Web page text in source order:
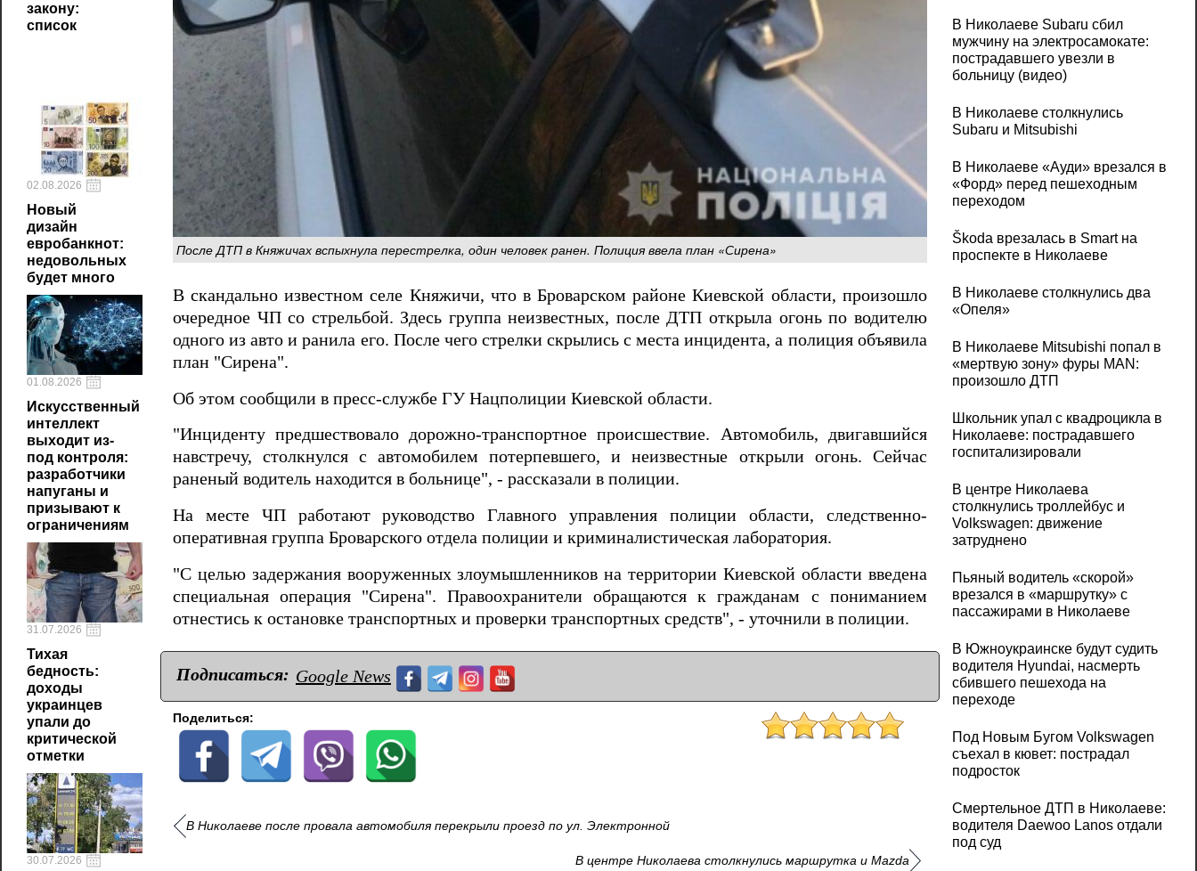
закону:
список
02.08.2026
Новый
дизайн
евробанкнот:
недовольных
будет много
01.08.2026
Искусственный
интеллект
выходит из-
под контроля:
разработчики
напуганы и
призывают к
ограничениям
31.07.2026
Тихая
бедность:
доходы
украинцев
упали до
критической
отметки
30.07.2026
После ДТП в Княжичах вспыхнула перестрелка, один человек ранен. Полиция ввела план «Сирена»
В скандально известном селе Княжичи, что в Броварском районе Киевской области, произошло
очередное ЧП со стрельбой. Здесь группа неизвестных, после ДТП открыла огонь по водителю
одного из авто и ранила его. После чего стрелки скрылись с места инцидента, а полиция объявила
план "Сирена".
Об этом сообщили в пресс-службе ГУ Нацполиции Киевской области.
"Инциденту предшествовало дорожно-транспортное происшествие. Автомобиль, двигавшийся
навстречу, столкнулся с автомобилем потерпевшего, и неизвестные открыли огонь. Сейчас
раненый водитель находится в больнице", - рассказали в полиции.
На месте ЧП работают руководство Главного управления полиции области, следственно-
оперативная группа Броварского отдела полиции и криминалистическая лаборатория.
"С целью задержания вооруженных злоумышленников на территории Киевской области введена
специальная операция "Сирена". Правоохранители обращаются к гражданам с пониманием
отнестись к остановке транспортных и проверки транспортных средств", - уточнили в полиции.
Подписаться: Google News
Поделиться:
В Николаеве после провала автомобиля перекрыли проезд по ул. Электронной
В центре Николаева столкнулись маршрутка и Mazda
В Николаеве Subaru сбил
мужчину на электросамокате:
пострадавшего увезли в
больницу (видео)
В Николаеве столкнулись
Subaru и Mitsubishi
В Николаеве «Ауди» врезался в
«Форд» перед пешеходным
переходом
Škoda врезалась в Smart на
проспекте в Николаеве
В Николаеве столкнулись два
«Опеля»
В Николаеве Mitsubishi попал в
«мертвую зону» фуры MAN:
произошло ДТП
Школьник упал с квадроцикла в
Николаеве: пострадавшего
госпитализировали
В центре Николаева
столкнулись троллейбус и
Volkswagen: движение
затруднено
Пьяный водитель «скорой»
врезался в «маршрутку» с
пассажирами в Николаеве
В Южноукраинске будут судить
водителя Hyundai, насмерть
сбившего пешехода на
переходе
Под Новым Бугом Volkswagen
съехал в кювет: пострадал
подросток
Смертельное ДТП в Николаеве:
водителя Daewoo Lanos отдали
под суд